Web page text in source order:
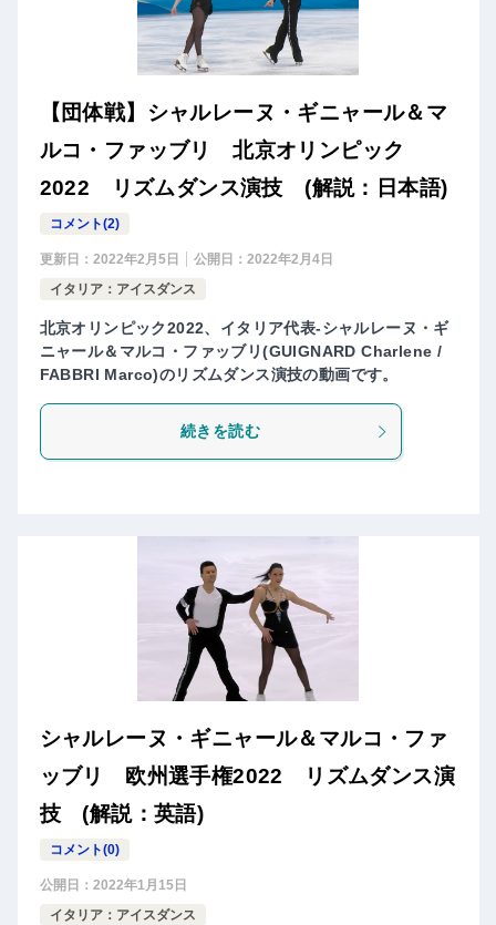
【団体戦】シャルレーヌ・ギニャール＆マ
ルコ・ファッブリ 北京オリンピック
2022 リズムダンス演技 (解説：日本語)
コメント(2)
更新日： 2022年2月5日 公開日： 2022年2月4日
イタリア：アイスダンス
北京オリンピック2022、イタリア代表-シャルレーヌ・ギ
ニャール＆マルコ・ファッブリ(GUIGNARD Charlene /
FABBRI Marco)のリズムダンス演技の動画です。
続きを読む
シャルレーヌ・ギニャール＆マルコ・ファ
ッブリ 欧州選手権2022 リズムダンス演
技 (解説：英語)
コメント(0)
公開日： 2022年1月15日
イタリア：アイスダンス